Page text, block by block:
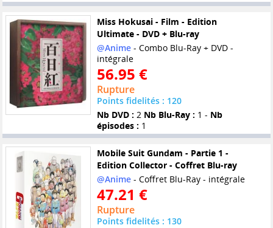
Miss Hokusai - Film - Edition
Ultimate - DVD + Blu-ray
@Anime- Combo Blu-Ray + DVD -
intégrale
56.95 €
Rupture
Points fidelités : 120
Nb DVD : 2 Nb Blu-Ray : 1 - Nb
épisodes : 1
Mobile Suit Gundam - Partie 1 -
Edition Collector - Coffret Blu-ray
@Anime- Coffret Blu-Ray - intégrale
47.21 €
Rupture
Points fidelités : 130